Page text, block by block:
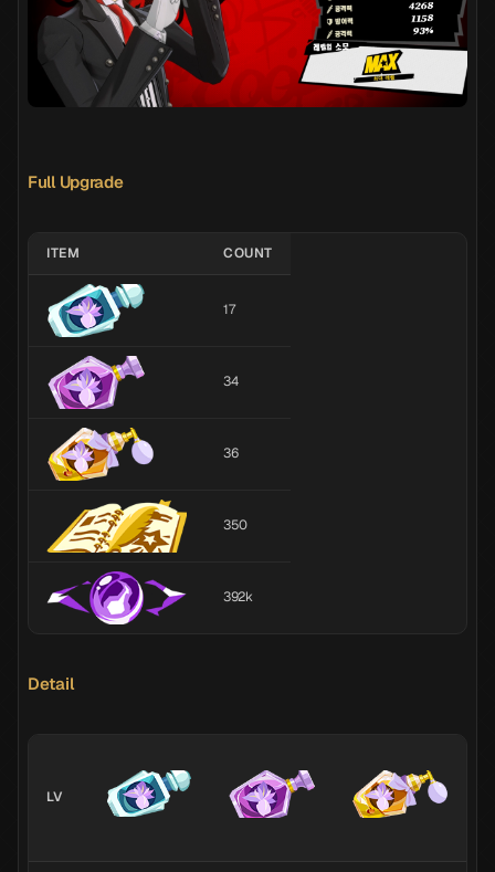
Full Upgrade
ITEM COUNT
17
34
36
350
392k
Detail
LV